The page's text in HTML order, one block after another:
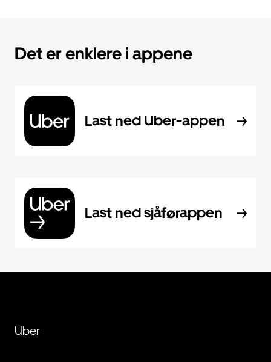
Det er enklere i appene
Last ned Uber-appen
Last ned sjåførappen
Uber